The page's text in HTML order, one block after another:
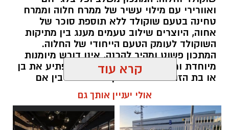
ואוורירי עם מילוי עשיר של ממרח חלוה וממרח
טחינה בטעם שוקולד ללא תוספת סוכר של
אחוה, היוצרים שילוב טעמים מענג בין מתיקות
השוקולד לעומק הטעם הייחודי של החלוה.
המתכון פשוט ומהיר להכנה, אינו דורש מיומנות
מיוחדת ומתאים לכל מי שמעוניין להפתיע את בן
או בת הזוג במחווה מתוקה ומיוחדת. בין אם
מדובר בארוחת בוקר מפנקת, קינוח לארוחה
רומנטית או פינוק זוגי בסוף היום, הוופל הבלגי
בטעם שוקולד וחלוה יהפוך כל רגע לחגיגה של
אהבה. ט"ו באב שמח!
קרא עוד
אולי יעניין אותך גם